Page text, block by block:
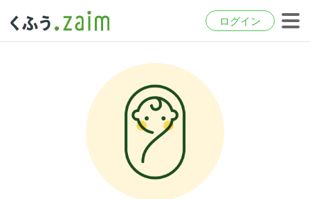
ログイン